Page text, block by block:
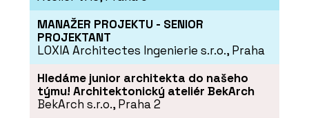
ČLÁNKY
Nic neodflákneme, to se v řemesle
nevyplácí. S Lukášem Lédlem o výrobě
nábytku v Libčicích nad Vltavou
MANAŽER PROJEKTU - SENIOR
PROJEKTANT
LOXIA Architectes Ingenierie s.r.o., Praha
Hledáme junior architekta do našeho
týmu! Architektonický ateliér BekArch
BekArch s.r.o., Praha 2